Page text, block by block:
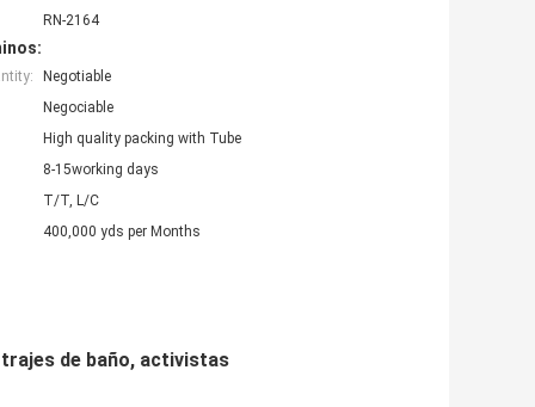
RN-2164
Negotiable
Negociable
High quality packing with Tube
8-15working days
T/T, L/C
400,000 yds per Months
trajes de baño, activistas